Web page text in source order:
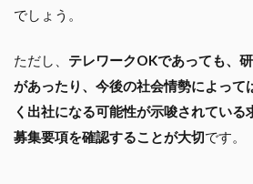
でしょう。
ただし、 テレワークOKであっても、
があったり、今後の社会情勢によって
く出社になる可能性が示唆されている
募集要項を確認することが大切です。